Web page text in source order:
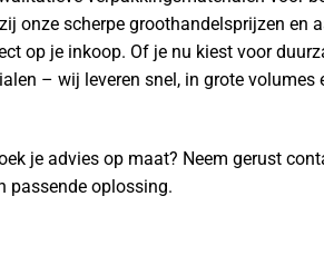
onze scherpe groothandelsprijzen en
op je inkoop. Of je nu kiest voor
– wij leveren snel, in grote volumes
je advies op maat? Neem gerust
passende oplossing.